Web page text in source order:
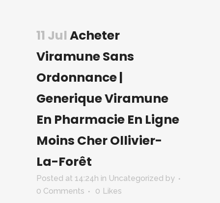
11 Jul Acheter
Viramune Sans
Ordonnance |
Generique Viramune
En Pharmacie En Ligne
Moins Cher Ollivier-
La-Forêt
Posted at 14:24h in Uncategorized by
0 Comments
0 Likes